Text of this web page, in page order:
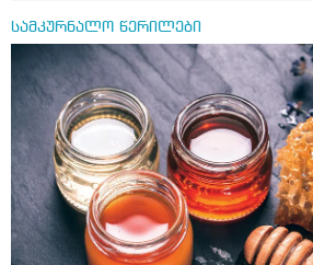
მიზანი: ანტიოქსიდანტური და
თვისება. სწორია ეს ინფორმაცია?
და ბრონქულ ასთმას თუ შველის
სამკურნალო წერილები